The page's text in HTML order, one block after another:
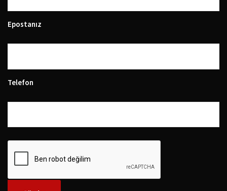
Epostanız
Telefon